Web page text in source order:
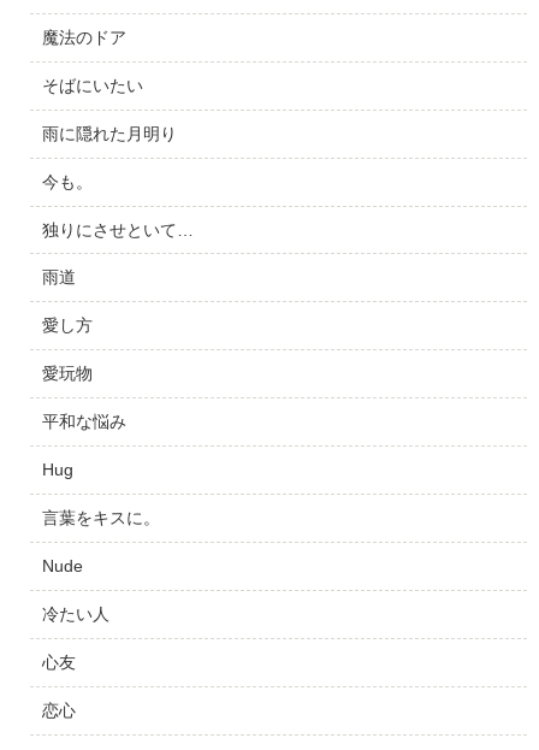
魔法のドア
そばにいたい
雨に隠れた月明り
今も。
独りにさせといて…
雨道
愛し方
愛玩物
平和な悩み
Hug
言葉をキスに。
Nude
冷たい人
心友
恋心